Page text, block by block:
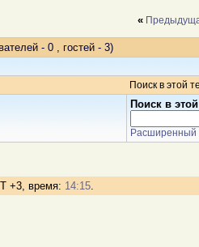
«
- 0 , гостей - 3)
Поиск в этой
Поиск в
Расширенный
+3, время: 14:15.